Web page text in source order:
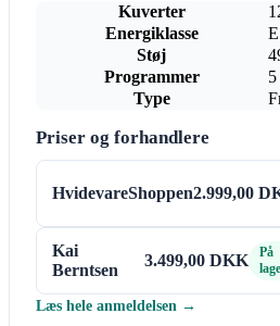
Kuverter
Energiklasse
E
Støj
Programmer
5
Type
Priser og forhandlere
HvidevareShoppen2.999,00
Kai
Berntsen
3.499,00 DKK
På
Læs hele anmeldelsen →